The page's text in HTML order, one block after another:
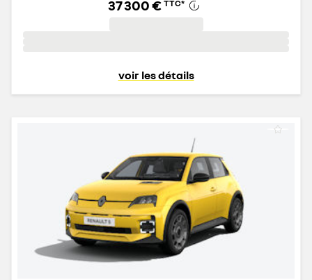
37 300 € TTC*
voir les détails